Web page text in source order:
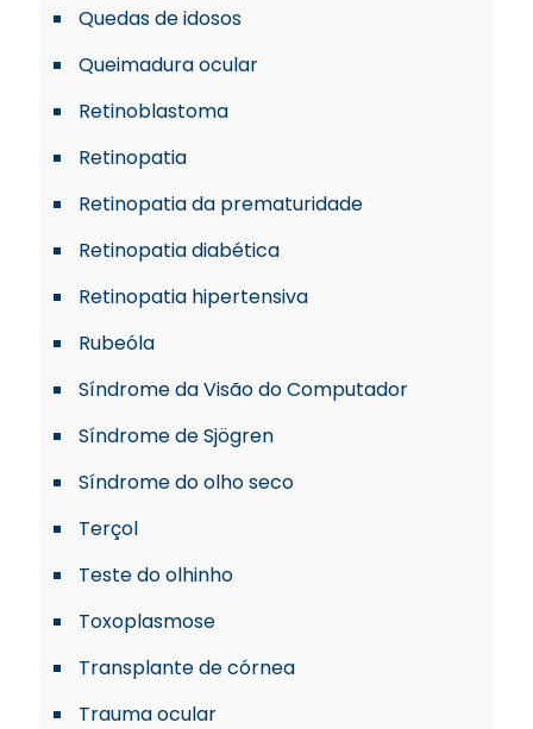
Quedas de idosos
Queimadura ocular
Retinoblastoma
Retinopatia
Retinopatia da prematuridade
Retinopatia diabética
Retinopatia hipertensiva
Rubeóla
Síndrome da Visão do Computador
Síndrome de Sjögren
Síndrome do olho seco
Terçol
Teste do olhinho
Toxoplasmose
Transplante de córnea
Trauma ocular